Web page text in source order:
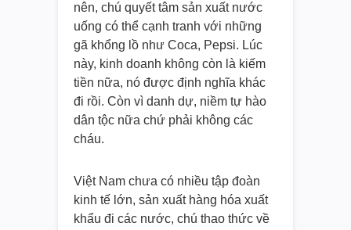
nên, chú quyết tâm sản xuất nước
uống có thể cạnh tranh với những
gã khổng lồ như Coca, Pepsi. Lúc
này, kinh doanh không còn là kiếm
tiền nữa, nó được định nghĩa khác
đi rồi. Còn vì danh dự, niềm tự hào
dân tộc nữa chứ phải không các
cháu.
Việt Nam chưa có nhiều tập đoàn
kinh tế lớn, sản xuất hàng hóa xuất
khẩu đi các nước, chú thao thức về